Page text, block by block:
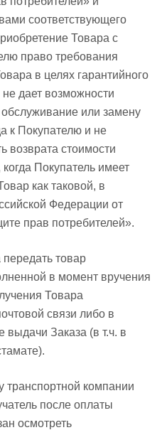
соответствующего
Товара с
право требования
в целях гарантийного
дает возможности
или замену
к Покупателю и не
возврата стоимости
Покупатель имеет
как таковой, в
Федерации от
прав потребителей».
товар
в момент вручения
Товара
связи либо в
выдачи Заказа (в т.ч. в
транспортной компании
после оплаты
осмотреть